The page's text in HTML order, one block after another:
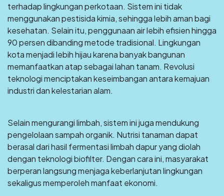
terhadap lingkungan perkotaan. Sistem ini tidak
menggunakan pestisida kimia, sehingga lebih aman bagi
kesehatan. Selain itu, penggunaan air lebih efisien hingga
90 persen dibanding metode tradisional. Lingkungan
kota menjadi lebih hijau karena banyak bangunan
memanfaatkan atap sebagai lahan tanam. Revolusi
teknologi menciptakan keseimbangan antara kemajuan
industri dan kelestarian alam.
Selain mengurangi limbah, sistem ini juga mendukung
pengelolaan sampah organik. Nutrisi tanaman dapat
berasal dari hasil fermentasi limbah dapur yang diolah
dengan teknologi biofilter. Dengan cara ini, masyarakat
berperan langsung menjaga keberlanjutan lingkungan
sekaligus memperoleh manfaat ekonomi.